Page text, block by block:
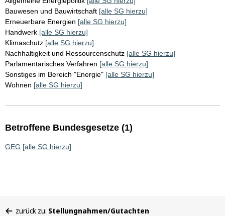
Bauwesen und Bauwirtschaft [alle SG hierzu]
Erneuerbare Energien [alle SG hierzu]
Handwerk [alle SG hierzu]
Klimaschutz [alle SG hierzu]
Nachhaltigkeit und Ressourcenschutz [alle SG hierzu]
Parlamentarisches Verfahren [alle SG hierzu]
Sonstiges im Bereich "Energie" [alle SG hierzu]
Wohnen [alle SG hierzu]
Betroffene Bundesgesetze (1)
GEG [alle SG hierzu]
zurück zu: Stellungnahmen/Gutachten